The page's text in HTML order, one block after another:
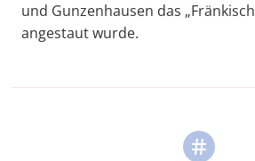
und Gunzenhausen das
angestaut wurde.